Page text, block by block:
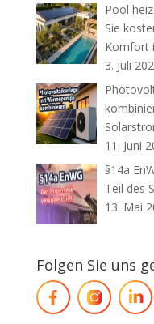
Pool
Sie
Komfort
3. Juli
11. Juni
§14a
Teil des
13. Mai
Folgen Sie uns